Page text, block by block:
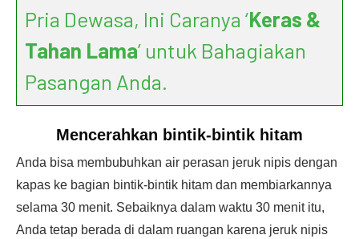
Pria Dewasa, Ini Caranya ‘Keras &
Tahan Lama’ untuk Bahagiakan
Pasangan Anda.
Mencerahkan bintik-bintik hitam
Anda bisa membubuhkan air perasan jeruk nipis dengan
kapas ke bagian bintik-bintik hitam dan membiarkannya
selama 30 menit. Sebaiknya dalam waktu 30 menit itu,
Anda tetap berada di dalam ruangan karena jeruk nipis